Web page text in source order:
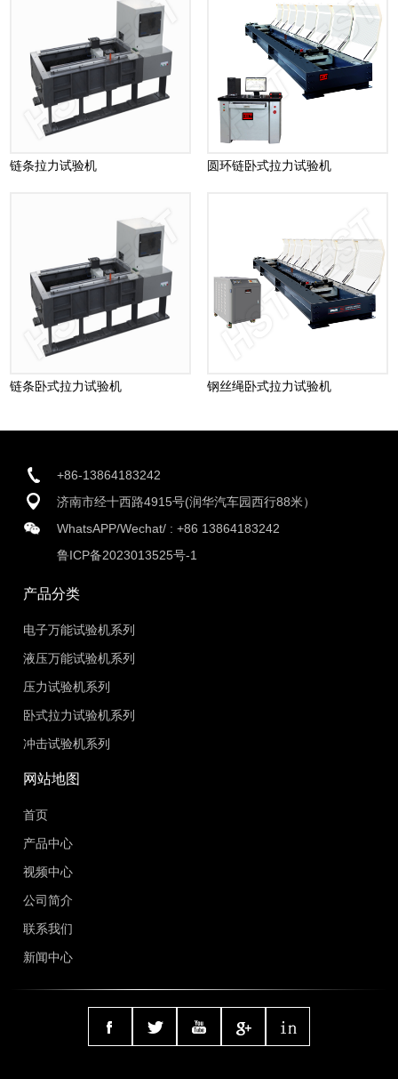
链条拉力试验机 圆环链卧式拉力试验机
链条卧式拉力试验机 钢丝绳卧式拉力试验机
+86-13864183242
济南市经十西路4915号(润华汽车园西行88米）
WhatsAPP/Wechat/ :+86 13864183242
鲁ICP备2023013525号-1
产品分类
电子万能试验机系列
液压万能试验机系列
压力试验机系列
卧式拉力试验机系列
冲击试验机系列
网站地图
首页
产品中心
视频中心
公司简介
联系我们
新闻中心